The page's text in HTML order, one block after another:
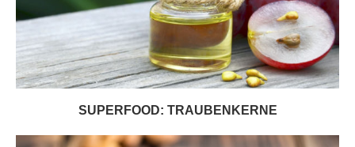
SUPERFOOD: TRAUBENKERNE